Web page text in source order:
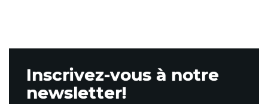
Inscrivez-vous à notre
newsletter!